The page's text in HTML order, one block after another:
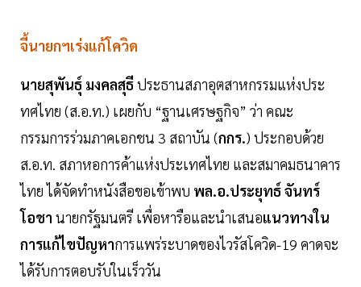
จี้นายกฯเร่งแก้โควิด
นายสุพันธุ์ มงคลสุธีประธานสภาอุตสาหกรรมแห่งประ
ทศไทย (ส.อ.ท.) เผยกับ “ฐานเศรษฐกิจ” ว่า คณะ
กรรมการร่วมภาคเอกชน 3 สถาบัน (กกร.) ประกอบด้วย
ส.อ.ท. สภาหอการค้าแห่งประเทศไทย และสมาคมธนาคาร
ไทย ได้จัดทำหนังสือขอเข้าพบ พล.อ.ประยุทธ์ จันทร์
โอชา นายกรัฐมนตรี เพื่อหารือและนำเสนอแนวทางใน
การแก้ไขปัญหาการแพร่ระบาดของไวรัสโควิด-19 คาดจะ
ได้รับการตอบรับในเร็ววัน